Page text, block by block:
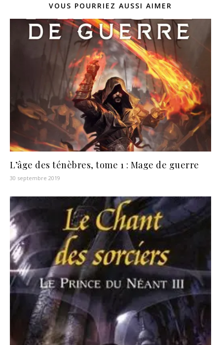
VOUS POURRIEZ AUSSI AIMER
L’âge des ténèbres, tome 1 : Mage de guerre
30 septembre 2019